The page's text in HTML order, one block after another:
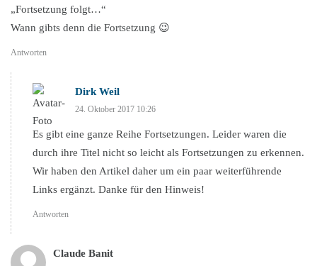
„Fortsetzung folgt…“
Wann gibts denn die Fortsetzung 😉
Antworten
Dirk Weil
24. Oktober 2017 10:26
Es gibt eine ganze Reihe Fortsetzungen. Leider waren die
durch ihre Titel nicht so leicht als Fortsetzungen zu erkennen.
Wir haben den Artikel daher um ein paar weiterführende
Links ergänzt. Danke für den Hinweis!
Antworten
Claude Banit